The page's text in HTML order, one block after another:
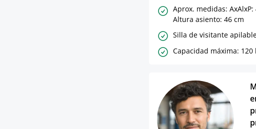
Aprox. medidas: AxAlxP:
Altura asiento: 46 cm
Silla de visitante
Capacidad máxima: 120